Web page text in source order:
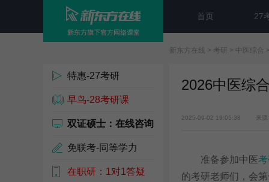
首页 27
新东方在线 > 考研 > 中医综合
特惠-27考研
早鸟-28考研课
双证硕士：在线咨询
免联考-同等学力
在职研：1对1答疑
2026中医综
2025-09-02 19:05:38 来
准备参加中医
的考研老师们，会